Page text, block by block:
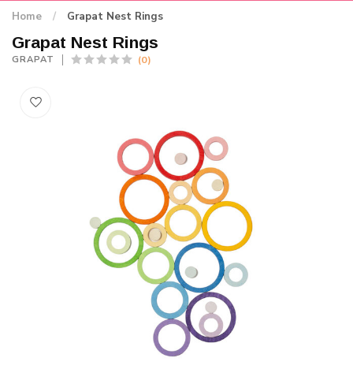
Home / Grapat Nest Rings
Grapat Nest Rings
GRAPAT (0)